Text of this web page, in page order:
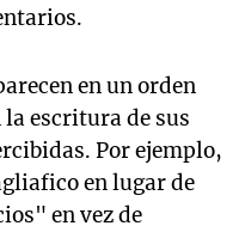
en un orden
escritura de sus
Por ejemplo,
en lugar de
en vez de